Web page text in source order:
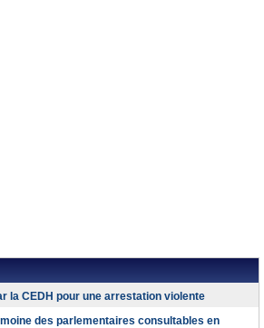
la CEDH pour une arrestation violente
des parlementaires consultables en